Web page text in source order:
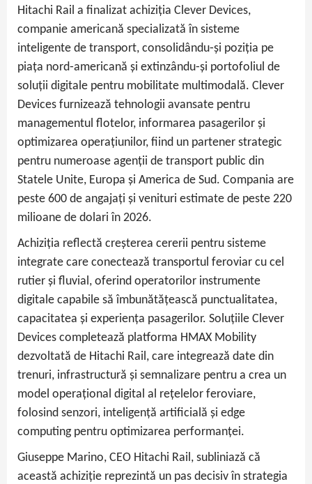
Hitachi Rail a finalizat achiziția Clever Devices,
companie americană specializată în sisteme
inteligente de transport, consolidându‑și poziția pe
piața nord‑americană și extinzându‑și portofoliul de
soluții digitale pentru mobilitate multimodală. Clever
Devices furnizează tehnologii avansate pentru
managementul flotelor, informarea pasagerilor și
optimizarea operațiunilor, fiind un partener strategic
pentru numeroase agenții de transport public din
Statele Unite, Europa și America de Sud. Compania are
peste 600 de angajați și venituri estimate de peste 220
milioane de dolari în 2026.
Achiziția reflectă creșterea cererii pentru sisteme
integrate care conectează transportul feroviar cu cel
rutier și fluvial, oferind operatorilor instrumente
digitale capabile să îmbunătățească punctualitatea,
capacitatea și experiența pasagerilor. Soluțiile Clever
Devices completează platforma HMAX Mobility
dezvoltată de Hitachi Rail, care integrează date din
trenuri, infrastructură și semnalizare pentru a crea un
model operațional digital al rețelelor feroviare,
folosind senzori, inteligență artificială și edge
computing pentru optimizarea performanței.
Giuseppe Marino, CEO Hitachi Rail, subliniază că
această achiziție reprezintă un pas decisiv în strategia